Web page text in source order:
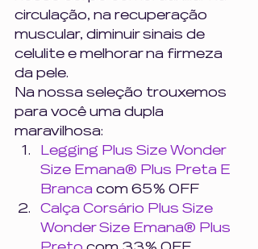
circulação, na recuperação
muscular, diminuir sinais de
celulite e melhorar na firmeza
da pele.
Na nossa seleção trouxemos
para você uma dupla
maravilhosa:
Legging Plus Size Wonder
Size Emana® Plus Preta E
Branca com 65% OFF
Calça Corsário Plus Size
Wonder Size Emana® Plus